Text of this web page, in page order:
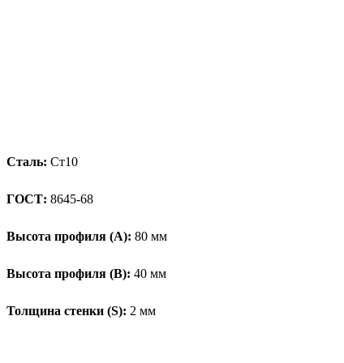
Сталь: Ст10
ГОСТ: 8645-68
Высота профиля (А): 80 мм
Высота профиля (B): 40 мм
Толщина стенки (S): 2 мм